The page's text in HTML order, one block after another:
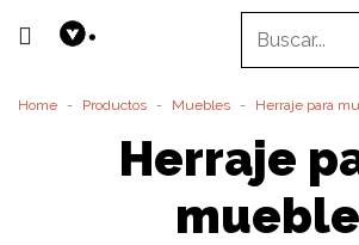
Home Productos Muebles Herraje para
Herraje
mueble